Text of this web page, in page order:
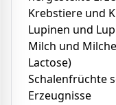
Krebstiere und
Lupinen und
Milch und
Lactose)
Schalenfrüchte
Erzeugnisse